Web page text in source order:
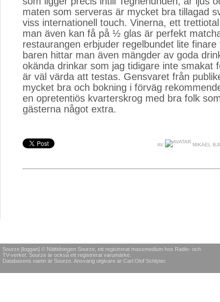
maten som serveras är mycket bra tillagad
viss internationell touch. Vinerna, ett
man även kan få på ½ glas är perfekt
restaurangen erbjuder regelbundet lite
baren hittar man även mängder av goda
okända drinkar som jag tidigare inte smakat
är väl värda att testas. Gensvaret från
mycket bra och bokning i förväg
en opretentiös kvarterskrog med bra folk
gästerna något extra.
AV MIKAEL
Sourze [loggan] © Nättidningen Sourze, ett registrerat massmedium hos Radio- och
TV-verket. Sourze är också ett registrerat varumärke.
Databasens namn är Sourze. Ansvarig utgivare är Carl Olof Schlyter.